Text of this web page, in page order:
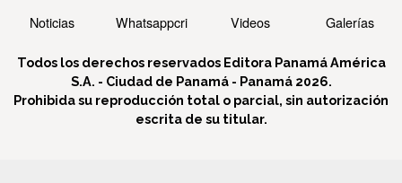
Noticias Whatsappcri Videos Galerías
Todos los derechos reservados Editora Panamá América
S.A. - Ciudad de Panamá - Panamá 2026.
Prohibida su reproducción total o parcial, sin autorización
escrita de su titular.